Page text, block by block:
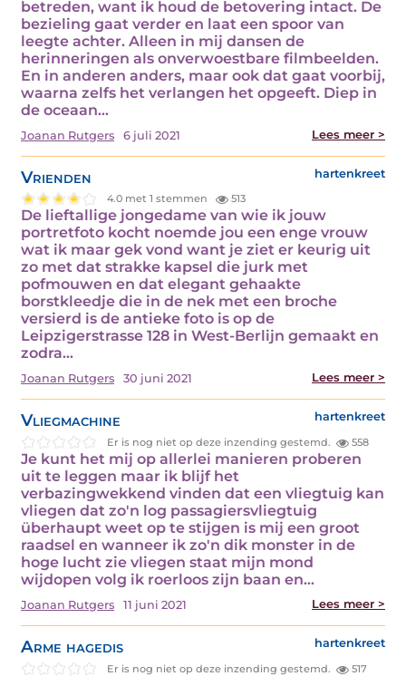
betreden, want ik houd de betovering intact. De
bezieling gaat verder en laat een spoor van
leegte achter. Alleen in mij dansen de
herinneringen als onverwoestbare filmbeelden.
En in anderen anders, maar ook dat gaat voorbij,
waarna zelfs het verlangen het opgeeft. Diep in
de oceaan…
Joanan Rutgers 6 juli 2021 Lees meer >
Vrienden hartenkreet
4.0 met 1 stemmen 513
De lieftallige jongedame van wie ik jouw
portretfoto kocht noemde jou een enge vrouw
wat ik maar gek vond want je ziet er keurig uit
zo met dat strakke kapsel die jurk met
pofmouwen en dat elegant gehaakte
borstkleedje die in de nek met een broche
versierd is de antieke foto is op de
Leipzigerstrasse 128 in West-Berlijn gemaakt en
zodra…
Joanan Rutgers 30 juni 2021 Lees meer >
Vliegmachine hartenkreet
Er is nog niet op deze inzending gestemd. 558
Je kunt het mij op allerlei manieren proberen
uit te leggen maar ik blijf het
verbazingwekkend vinden dat een vliegtuig kan
vliegen dat zo'n log passagiersvliegtuig
überhaupt weet op te stijgen is mij een groot
raadsel en wanneer ik zo'n dik monster in de
hoge lucht zie vliegen staat mijn mond
wijdopen volg ik roerloos zijn baan en…
Joanan Rutgers 11 juni 2021 Lees meer >
Arme hagedis hartenkreet
Er is nog niet op deze inzending gestemd. 517